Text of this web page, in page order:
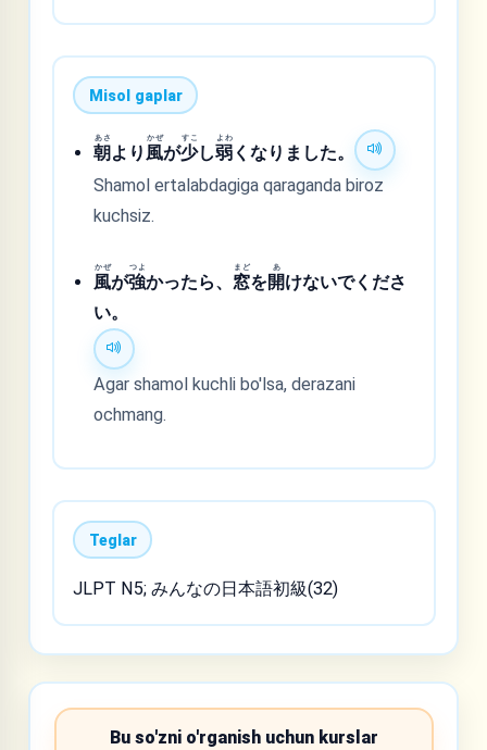
Misol gaplar
朝
あさ
より 風
かぜ
が少
すこ
し弱
よわ
くなりました。
Shamol ertalabdagiga qaraganda biroz
kuchsiz.
風
かぜ
が強
つよ
かったら、 窓
まど
を開
あ
けないでくださ
い。
Agar shamol kuchli bo'lsa, derazani
ochmang.
Teglar
JLPT N5; みんなの日本語初級(32)
Bu so'zni o'rganish uchun kurslar